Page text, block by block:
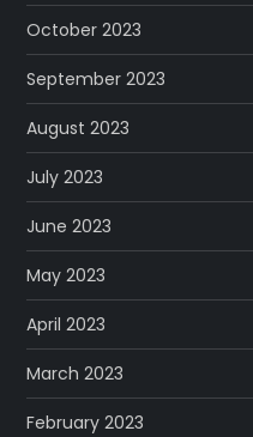
October 2023
September 2023
August 2023
July 2023
June 2023
May 2023
April 2023
March 2023
February 2023